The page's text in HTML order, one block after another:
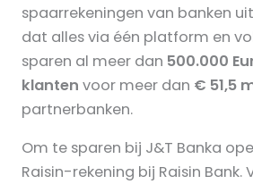
spaarrekeningen van banken
dat alles via één platform en
sparen al meer dan 500.000
klanten voor meer dan € 51,5
partnerbanken.
Om te sparen bij J&T Banka
Raisin-rekening bij Raisin Bank.